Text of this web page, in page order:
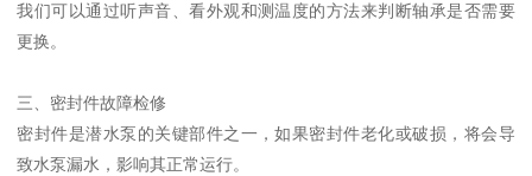
我们可以通过听声音、看外观和测温度的方法来判断轴承是否需要
更换。
三、密封件故障检修
密封件是潜水泵的关键部件之一，如果密封件老化或破损，将会导
致水泵漏水，影响其正常运行。